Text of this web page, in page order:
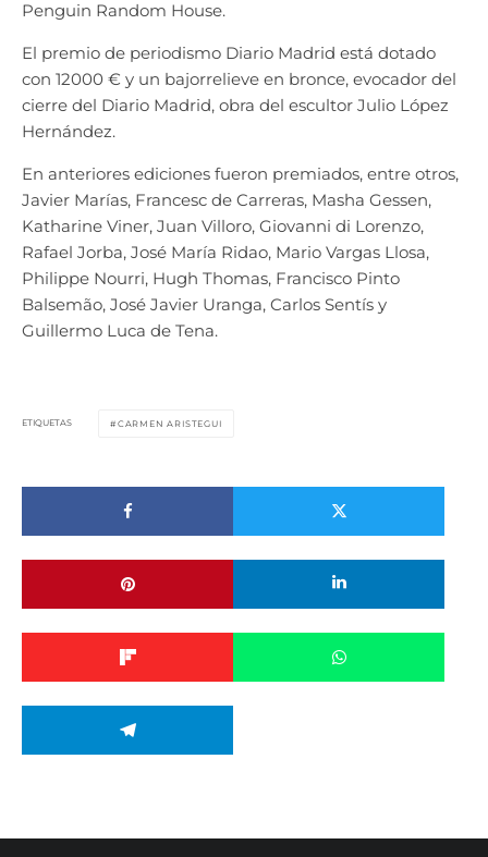
Penguin Random House.
El premio de periodismo Diario Madrid está dotado
con 12000 € y un bajorrelieve en bronce, evocador del
cierre del Diario Madrid, obra del escultor Julio López
Hernández.
En anteriores ediciones fueron premiados, entre otros,
Javier Marías, Francesc de Carreras, Masha Gessen,
Katharine Viner, Juan Villoro, Giovanni di Lorenzo,
Rafael Jorba, José María Ridao, Mario Vargas Llosa,
Philippe Nourri, Hugh Thomas, Francisco Pinto
Balsemão, José Javier Uranga, Carlos Sentís y
Guillermo Luca de Tena.
ETIQUETAS CARMEN ARISTEGUI